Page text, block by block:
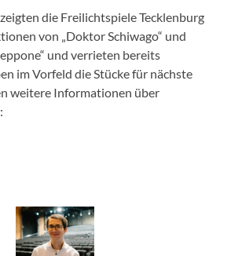
die Freilichtspiele Tecklenburg
von „Doktor Schiwago“ und
und verrieten bereits
im Vorfeld die Stücke für nächste
weitere Informationen über